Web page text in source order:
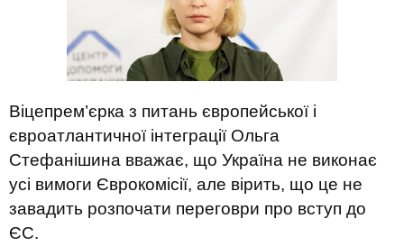
Віцепрем’єрка з питань європейської і
євроатлантичної інтеграції Ольга
Стефанішина вважає, що Україна не виконає
усі вимоги Єврокомісії, але вірить, що це не
завадить розпочати переговри про вступ до
ЄС.